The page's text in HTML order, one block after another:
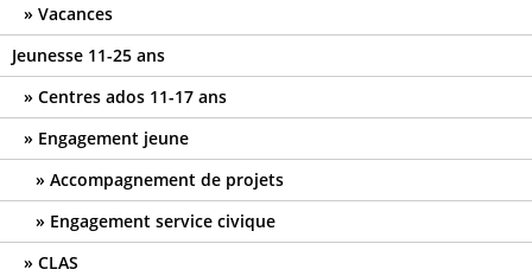
Vacances
Jeunesse 11-25 ans
Centres ados 11-17 ans
Engagement jeune
Accompagnement de projets
Engagement service civique
CLAS